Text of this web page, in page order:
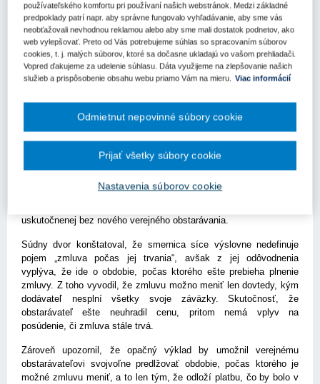
Register kľúčových slov
Súdny dvor EÚ sa vo svojom rozsudku z 4. júna 2026 vo veci
C-820/24 (Strominator) zaoberal výkladom pojmu „trvanie
zmluvy“ vo vzťahu k možnosti jej zmeny podľa článku 72
Kľúčovou otázkou bolo, či možno hovoriť o zmene zmluvy „počas
povinnosti, verejný obstarávateľ plnenie prevzal, bola vystavená
konečná faktúra, no úhrada ceny zatiaľ nebola realizovaná.
iniciovaného spoločnosťou Strominator Elektro GmbH, ktorá
uskutočnenej bez nového verejného obstarávania.
Súdny dvor konštatoval, že smernica síce výslovne nedefinuje
pojem „zmluva počas jej trvania“, avšak z jej odôvodnenia
vyplýva, že ide o obdobie, počas ktorého ešte prebieha plnenie
zmluvy. Z toho vyvodil, že zmluvu možno meniť len dovtedy, kým
dodávateľ nesplní všetky svoje záväzky. Skutočnosť, že
obstarávateľ ešte neuhradil cenu, pritom nemá vplyv na
posúdenie, či zmluva stále trvá.
Zároveň upozornil, že opačný výklad by umožnil verejnému
obstarávateľovi svojvoľne predlžovať obdobie, počas ktorého je
možné zmluvu meniť, a to len tým, že odloží platbu, čo by bolo v
používateľského komfortu pri používaní našich webstránok. Medzi základné
predpoklady patrí napr. aby správne fungovalo vyhľadávanie, aby sme vás
neobťažovali nevhodnou reklamou alebo aby sme mali dostatok podnetov, ako
web vylepšovať. Preto od Vás potrebujeme súhlas so spracovaním súborov
cookies, t. j. malých súborov, ktoré sa dočasne ukladajú vo vašom prehliadači.
Vopred ďakujeme za udelenie súhlasu. Dáta využijeme na zlepšovanie našich
služieb a prispôsobenie obsahu webu priamo Vám na mieru.
Viac informácií
Nastavenia súborov cookie
Odmietnut nepovinné súbory cookie
Prijať všetky súbory cookie